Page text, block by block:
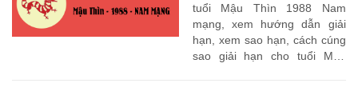
tuổi Mậu Thìn 1988 Nam
mạng, xem hướng dẫn giải
hạn, xem sao hạn, cách cúng
sao giải hạn cho tuổi Mậu